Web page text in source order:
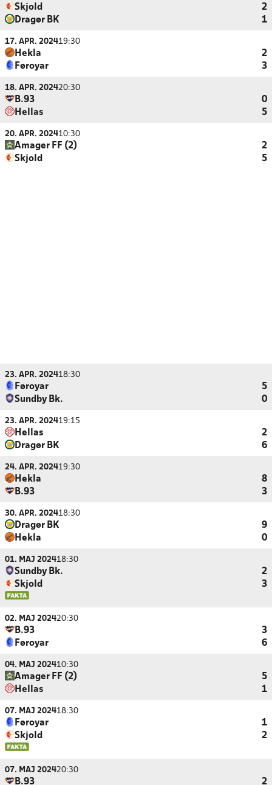
Skjold
2
Dragør BK
1
17. APR. 202419:30
Hekla
2
Føroyar
3
18. APR. 202420:30
B.93
0
Hellas
5
20. APR. 202410:30
Amager FF (2)
2
Skjold
5
23. APR. 202418:30
Føroyar
5
Sundby Bk.
0
23. APR. 202419:15
Hellas
2
Dragør BK
6
24. APR. 202419:30
Hekla
8
B.93
3
30. APR. 202418:30
Dragør BK
9
Hekla
0
01. MAJ 202418:30
Sundby Bk.
2
Skjold
3
02. MAJ 202420:30
B.93
3
Føroyar
6
04. MAJ 202410:30
Amager FF (2)
5
Hellas
1
07. MAJ 202418:30
Føroyar
1
Skjold
2
07. MAJ 202420:30
B.93 2